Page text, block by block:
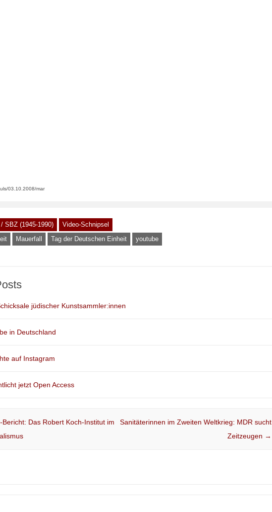
03.10.2008/mar
/ SBZ (1945-1990)
Video-Schnipsel
Mauerfall Tag der Deutschen Einheit youtube
jüdischer Kunstsammler:innen
in Deutschland
auf Instagram
jetzt Open Access
Bericht: Das Robert Koch-Institut im
Sanitäterinnen im Zweiten Weltkrieg: MDR sucht
Zeitzeugen →